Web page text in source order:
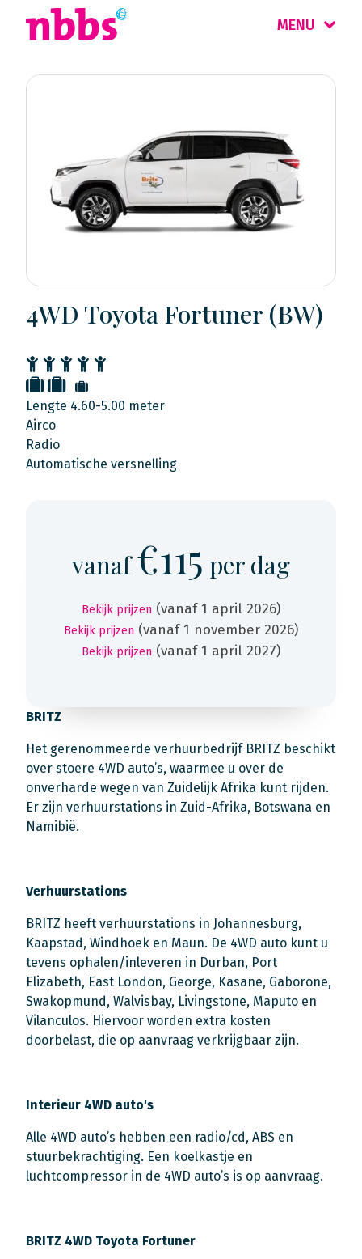
MENU
4WD Toyota Fortuner (BW)
Lengte 4.60-5.00 meter
Airco
Radio
Automatische versnelling
vanaf€115 per dag
Bekijk prijzen (vanaf 1 april 2026)
Bekijk prijzen (vanaf 1 november 2026)
Bekijk prijzen (vanaf 1 april 2027)
BRITZ
Het gerenommeerde verhuurbedrijf BRITZ beschikt
over stoere 4WD auto’s, waarmee u over de
onverharde wegen van Zuidelijk Afrika kunt rijden.
Er zijn verhuurstations in Zuid-Afrika, Botswana en
Namibië.
Verhuurstations
BRITZ heeft verhuurstations in Johannesburg,
Kaapstad, Windhoek en Maun. De 4WD auto kunt u
tevens ophalen/inleveren in Durban, Port
Elizabeth, East London, George, Kasane, Gaborone,
Swakopmund, Walvisbay, Livingstone, Maputo en
Vilanculos. Hiervoor worden extra kosten
doorbelast, die op aanvraag verkrijgbaar zijn.
Interieur 4WD auto's
Alle 4WD auto’s hebben een radio/cd, ABS en
stuurbekrachtiging. Een koelkastje en
luchtcompressor in de 4WD auto’s is op aanvraag.
BRITZ 4WD Toyota Fortuner